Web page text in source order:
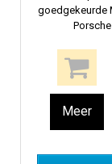
goedgekeurde
Meer